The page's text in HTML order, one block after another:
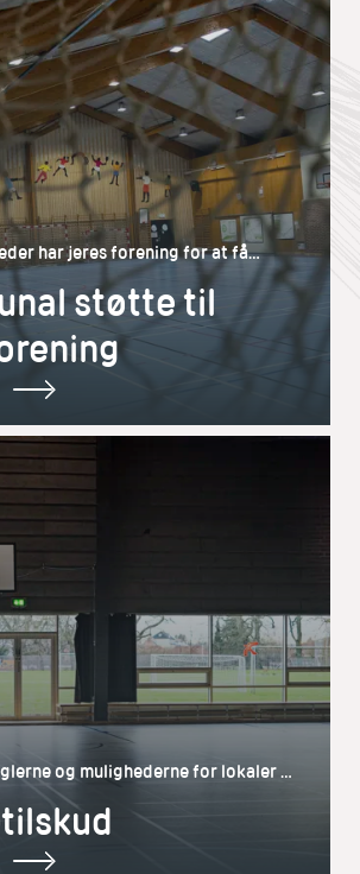
har jeres forening for at få
kommune?støtte til
og mulighederne for lokaler til
ifølge folkeoplysningsloven